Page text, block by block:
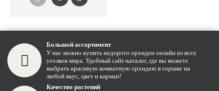
Большой ассортимент
У нас можно купить недорого орхидеи онлайн из всех
уголков мира. Удобный сайт-каталог, где вы можете
выбрать красивую комнатную орхидею в горшке на
любой вкус, цвет и карман!
Качество растений